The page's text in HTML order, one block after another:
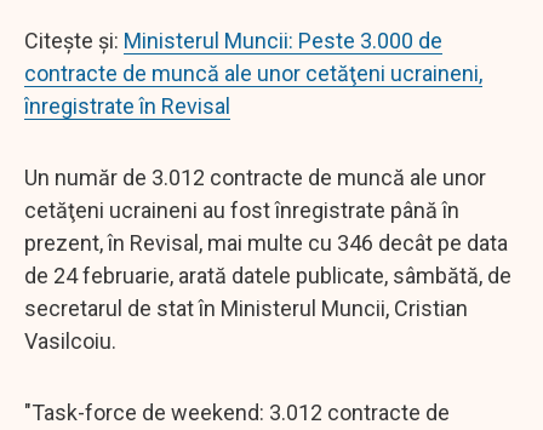
Citește și: Ministerul Muncii: Peste 3.000 de
contracte de muncă ale unor cetăţeni ucraineni,
înregistrate în Revisal
Un număr de 3.012 contracte de muncă ale unor
cetăţeni ucraineni au fost înregistrate până în
prezent, în Revisal, mai multe cu 346 decât pe data
de 24 februarie, arată datele publicate, sâmbătă, de
secretarul de stat în Ministerul Muncii, Cristian
Vasilcoiu.
"Task-force de weekend: 3.012 contracte de